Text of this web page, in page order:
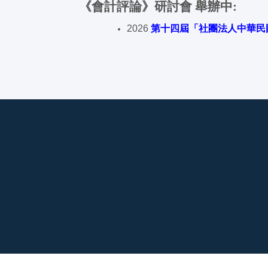
《會計評論》研討會 舉辦中:
2026 第十四屆「社團法人中華